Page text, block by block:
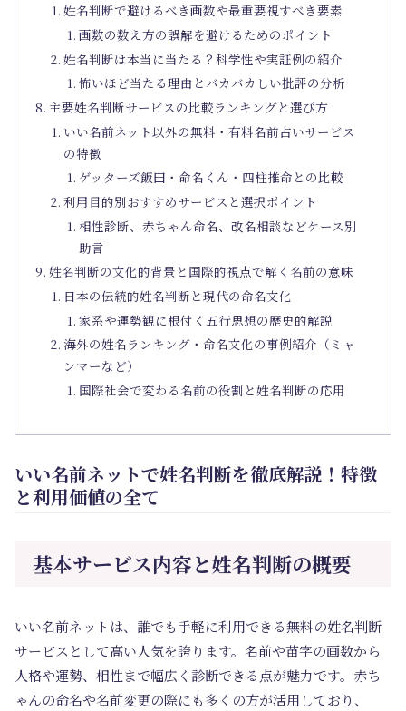
姓名判断で避けるべき画数や最重要視すべき要素
画数の数え方の誤解を避けるためのポイント
姓名判断は本当に当たる？科学性や実証例の紹介
怖いほど当たる理由とバカバカしい批評の分析
主要姓名判断サービスの比較ランキングと選び方
いい名前ネット以外の無料・有料名前占いサービス
の特徴
ゲッターズ飯田・命名くん・四柱推命との比較
利用目的別おすすめサービスと選択ポイント
相性診断、赤ちゃん命名、改名相談などケース別
助言
姓名判断の文化的背景と国際的視点で解く名前の意味
日本の伝統的姓名判断と現代の命名文化
家系や運勢観に根付く五行思想の歴史的解説
海外の姓名ランキング・命名文化の事例紹介（ミャ
ンマーなど）
国際社会で変わる名前の役割と姓名判断の応用
いい名前ネットで姓名判断を徹底解説！特徴
と利用価値の全て
基本サービス内容と姓名判断の概要
いい名前ネットは、誰でも手軽に利用できる無料の姓名判断
サービスとして高い人気を誇ります。名前や苗字の画数から
人格や運勢、相性まで幅広く診断できる点が魅力です。赤ち
ゃんの命名や名前変更の際にも多くの方が活用しており、